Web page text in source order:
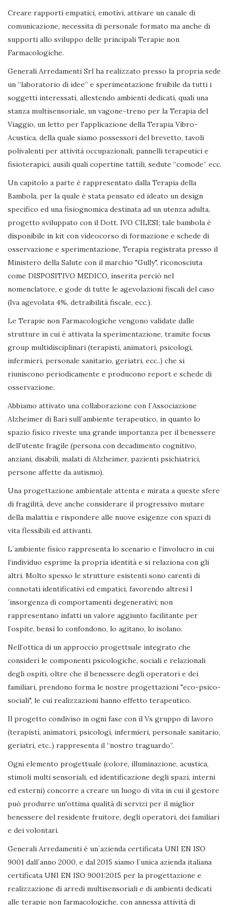
Creare rapporti empatici, emotivi, attivare un canale di
comunicazione, necessita di personale formato ma anche di
supporti allo sviluppo delle principali Terapie non
Farmacologiche.
Generali Arredamenti Srl ha realizzato presso la propria sede
un “laboratorio di idee” e sperimentazione fruibile da tutti i
soggetti interessati, allestendo ambienti dedicati, quali una
stanza multisensoriale, un vagone-treno per la Terapia del
Viaggio, un letto per l'applicazione della Terapia Vibro-
Acustica, della quale siamo possessori del brevetto, tavoli
polivalenti per attività occupazionali, pannelli terapeutici e
fisioterapici, ausili quali copertine tattili, sedute “comode” ecc.
Un capitolo a parte è rappresentato dalla Terapia della
Bambola, per la quale è stata pensato ed ideato un design
specifico ed una fisiognomica destinata ad un utenza adulta,
progetto sviluppato con il Dott. IVO CILESI; tale bambola è
disponibile in kit con videocorso di formazione e schede di
osservazione e sperimentazione, Terapia registrata presso il
Ministero della Salute con il marchio "Gully", riconosciuta
come DISPOSITIVO MEDICO, inserita perciò nel
nomenclatore, e gode di tutte le agevolazioni fiscali del caso
(Iva agevolata 4%, detraibilità fiscale, ecc.).
Le Terapie non Farmacologiche vengono validate dalle
strutture in cui è attivata la sperimentazione, tramite focus
group multidisciplinari (terapisti, animatori, psicologi,
infermieri, personale sanitario, geriatri, ecc..) che si
riuniscono periodicamente e producono report e schede di
osservazione.
Abbiamo attivato una collaborazione con l´Associazione
Alzheimer di Bari sull´ambiente terapeutico, in quanto lo
spazio fisico riveste una grande importanza per il benessere
dell’utente fragile (persona con decadimento cognitivo,
anziani, disabili, malati di Alzheimer, pazienti psichiatrici,
persone affette da autismo).
Una progettazione ambientale attenta e mirata a queste sfere
di fragilità, deve anche considerare il progressivo mutare
della malattia e rispondere alle nuove esigenze con spazi di
vita flessibili ed attivanti.
L´ambiente fisico rappresenta lo scenario e l’involucro in cui
l’individuo esprime la propria identità e si relaziona con gli
altri. Molto spesso le strutture esistenti sono carenti di
connotati identificativi ed empatici, favorendo altresì l
´insorgenza di comportamenti degenerativi; non
rappresentano infatti un valore aggiunto facilitante per
l’ospite, bensì lo confondono, lo agitano, lo isolano.
Nell’ottica di un approccio progettuale integrato che
consideri le componenti psicologiche, sociali e relazionali
degli ospiti, oltre che il benessere degli operatori e dei
familiari, prendono forma le nostre progettazioni "eco-psico-
sociali", le cui realizzazioni hanno effetto terapeutico.
Il progetto condiviso in ogni fase con il Vs gruppo di lavoro
(terapisti, animatori, psicologi, infermieri, personale sanitario,
geriatri, etc..) rappresenta il “nostro traguardo”.
Ogni elemento progettuale (colore, illuminazione, acustica,
stimoli multi sensoriali, ed identificazione degli spazi, interni
ed esterni) concorre a creare un luogo di vita in cui il gestore
può produrre un'ottima qualità di servizi per il miglior
benessere del residente fruitore, degli operatori, dei familiari
e dei volontari.
Generali Arredamenti è un´azienda certificata UNI EN ISO
9001 dall´anno 2000, e dal 2015 siamo l´unica azienda italiana
certificata UNI EN ISO 9001:2015 per la progettazione e
realizzazione di arredi multisensoriali e di ambienti dedicati
alle terapie non farmacologiche, con annessa attività di